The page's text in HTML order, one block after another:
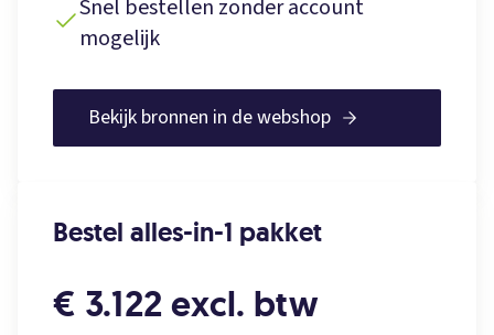
Snel bestellen zonder account
mogelijk
Bekijk bronnen in de webshop
Bestel alles-in-1 pakket
€ 3.122 excl. btw